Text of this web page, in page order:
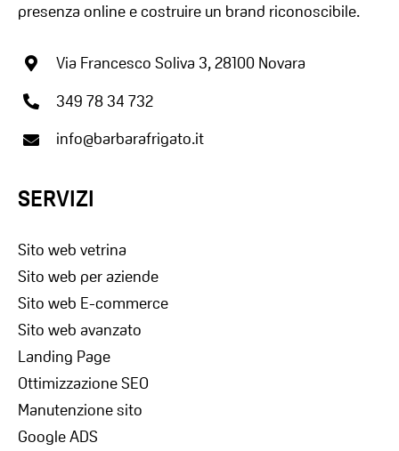
presenza online e costruire un brand riconoscibile.
Via Francesco Soliva 3, 28100 Novara
349 78 34 732
info@barbarafrigato.it
SERVIZI
Sito web vetrina
Sito web per aziende
Sito web E-commerce
Sito web avanzato
Landing Page
Ottimizzazione SEO
Manutenzione sito
Google ADS